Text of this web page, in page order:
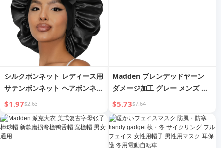
シルクボンネット レディース用
サテンボンネット ヘアボンネッ
ト ナイトスリープキャップ ス
カーフラップ カールヘア用 タ
イバンド付き ブラック
$1.97$2.63
Madden ブレンデッドヤーン
ダメージ加工 グレー メンズ シ
ョートブリムハット
$5.73$7.64